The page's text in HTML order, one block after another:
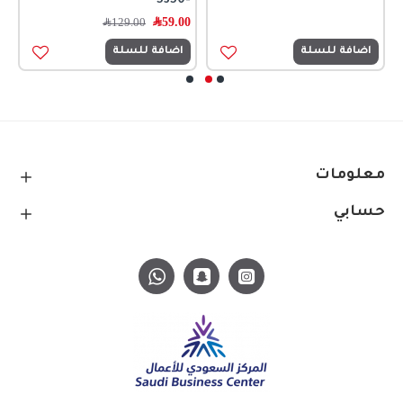
اضافة للسلة
59.00﷼ 129.00﷼
اضافة للسلة
معلومات
حسابي